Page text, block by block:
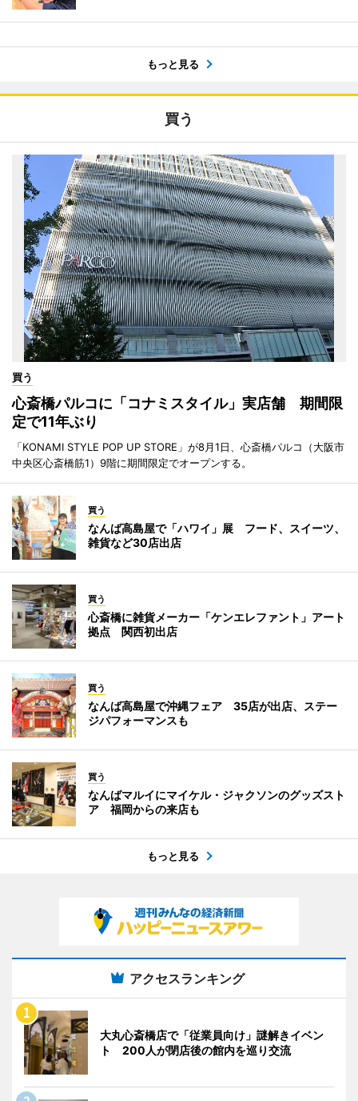
もっと見る
買う
買う
心斎橋パルコに「コナミスタイル」実店舗 期間限
定で11年ぶり
「KONAMI STYLE POP UP STORE」が8月1日、心斎橋パルコ（大阪市
中央区心斎橋筋1）9階に期間限定でオープンする。
買う
なんば高島屋で「ハワイ」展 フード、スイーツ、
雑貨など30店出店
買う
心斎橋に雑貨メーカー「ケンエレファント」アート
拠点 関西初出店
買う
なんば高島屋で沖縄フェア 35店が出店、ステー
ジパフォーマンスも
買う
なんばマルイにマイケル・ジャクソンのグッズスト
ア 福岡からの来店も
もっと見る
アクセスランキング
大丸心斎橋店で「従業員向け」謎解きイベン
ト 200人が閉店後の館内を巡り交流